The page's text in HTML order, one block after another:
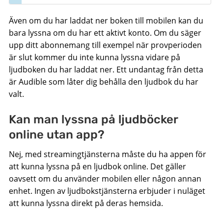
Även om du har laddat ner boken till mobilen kan du
bara lyssna om du har ett aktivt konto. Om du säger
upp ditt abonnemang till exempel när provperioden
är slut kommer du inte kunna lyssna vidare på
ljudboken du har laddat ner. Ett undantag från detta
är Audible som låter dig behålla den ljudbok du har
valt.
Kan man lyssna på ljudböcker
online utan app?
Nej, med streamingtjänsterna måste du ha appen för
att kunna lyssna på en ljudbok online. Det gäller
oavsett om du använder mobilen eller någon annan
enhet. Ingen av ljudbokstjänsterna erbjuder i nuläget
att kunna lyssna direkt på deras hemsida.